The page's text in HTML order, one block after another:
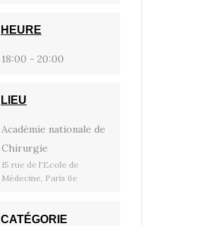
HEURE
18:00 - 20:00
LIEU
Académie nationale de
Chirurgie
15 rue de l'Ecole de
Médecine, Paris 6e
CATÉGORIE